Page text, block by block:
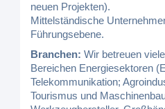
neuen Projekten).
Mittelständische
Führungsebene.
Branchen: Wir betreuen
Bereichen Energiesektoren
Telekommunikation;
Tourismus und